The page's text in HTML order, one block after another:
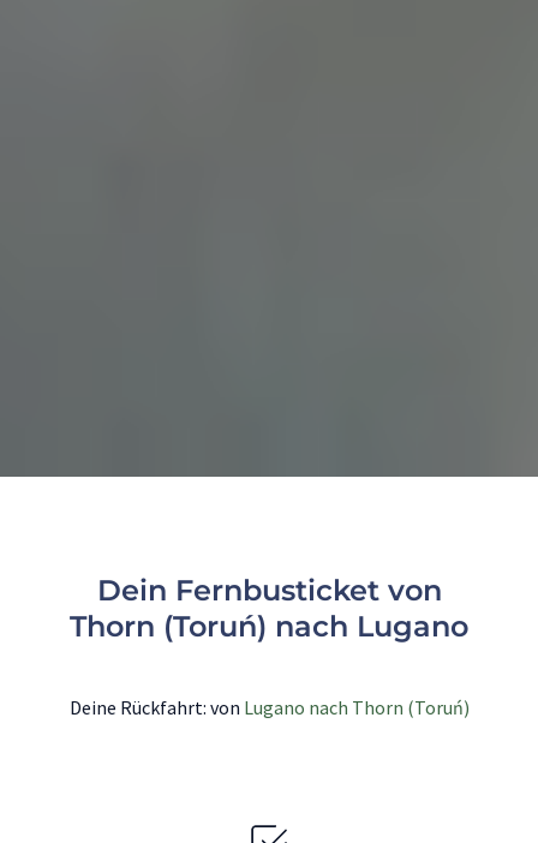
Dein Fernbusticket von
Thorn (Toruń) nach Lugano
Deine Rückfahrt: von Lugano nach Thorn (Toruń)